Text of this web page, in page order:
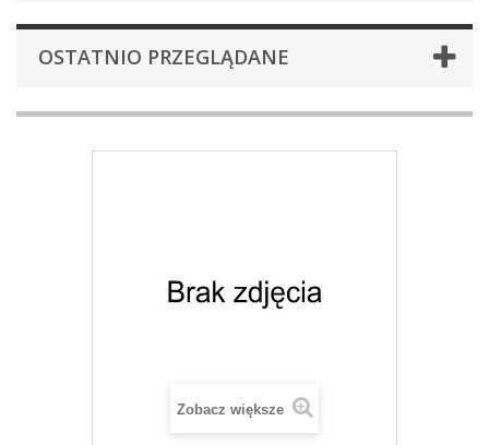
OSTATNIO PRZEGLĄDANE
Zobacz większe